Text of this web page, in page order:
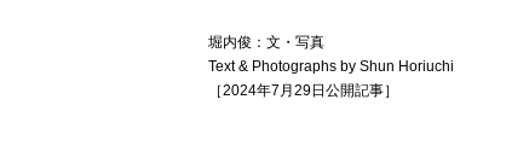
堀内俊：文・写真
Text & Photographs by Shun Horiuchi
［2024年7月29日公開記事］